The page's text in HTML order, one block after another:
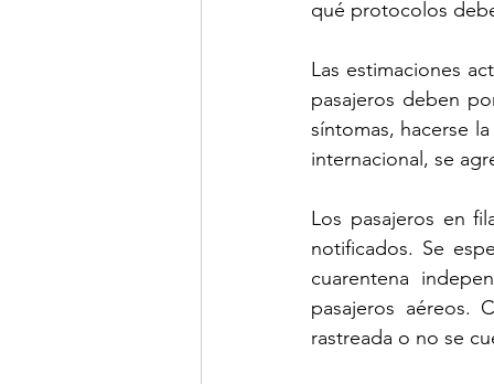
qué protocolos
Las estimaciones
pasajeros deben
síntomas, hacerse
internacional, se
Los pasajeros en
notificados. Se
cuarentena
pasajeros aéreos.
rastreada o no se